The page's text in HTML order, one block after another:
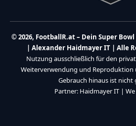
© 2026, FootballR.at – Dein Super
| Alexander Haidmayer IT | Alle
Nutzung ausschließlich für den
Weiterverwendung und Reproduktion
Gebrauch hinaus ist nicht
Partner: Haidmayer IT |